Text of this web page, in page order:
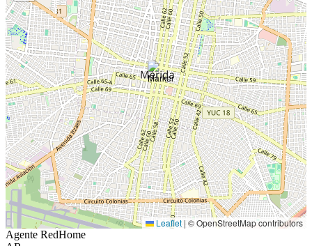
Leaflet | © OpenStreetMap contributors
Agente RedHome